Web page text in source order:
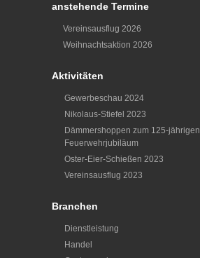
anstehende Termine
Vereinsausflug 2026
Weihnachtsaktion 2026
Aktivitäten
Gewerbeschau 2024
Nikolaus-Stiefel 2023
Dämmershoppen zum 125-jährigen
Feuerwehrjubiläum
Oster-Eier-Schießen 2023
Vereinsausflug 2023
Branchen
Dienstleistung
Handel